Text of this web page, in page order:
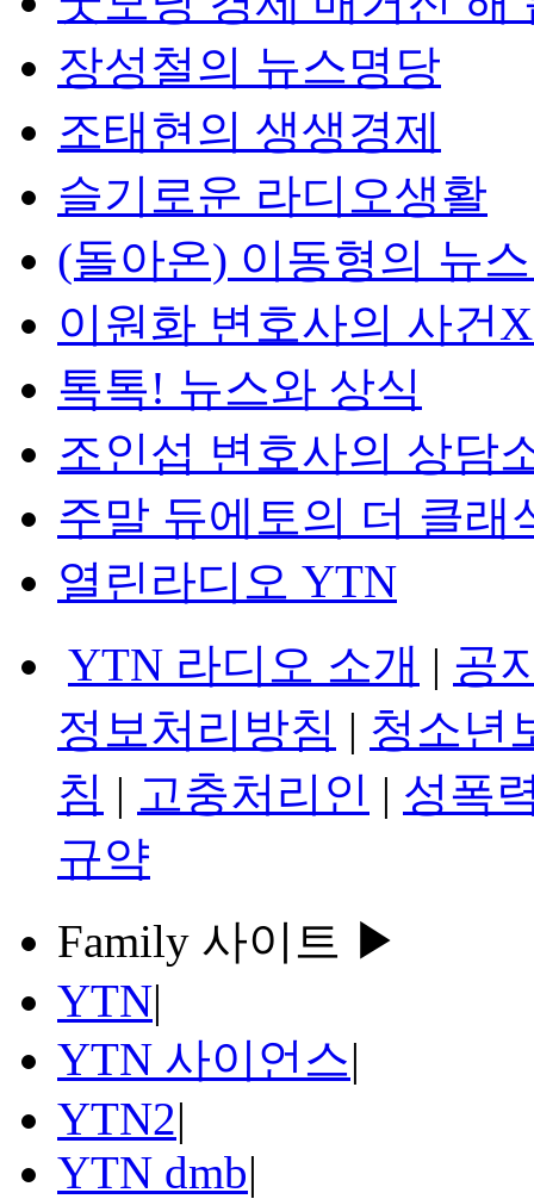
장성철의 뉴스명당
조태현의 생생경제
슬기로운 라디오생활
(돌아온) 이동형의 뉴
이원화 변호사의 사건
톡톡! 뉴스와 상식
조인섭 변호사의 상담
주말 듀에토의 더 클래
열린라디오 YTN
YTN 라디오 소개 | 공
정보처리방침 | 청소년
침 | 고충처리인 | 성폭
규약
Family 사이트 ▶
YTN|
YTN 사이언스|
YTN2|
YTN dmb|